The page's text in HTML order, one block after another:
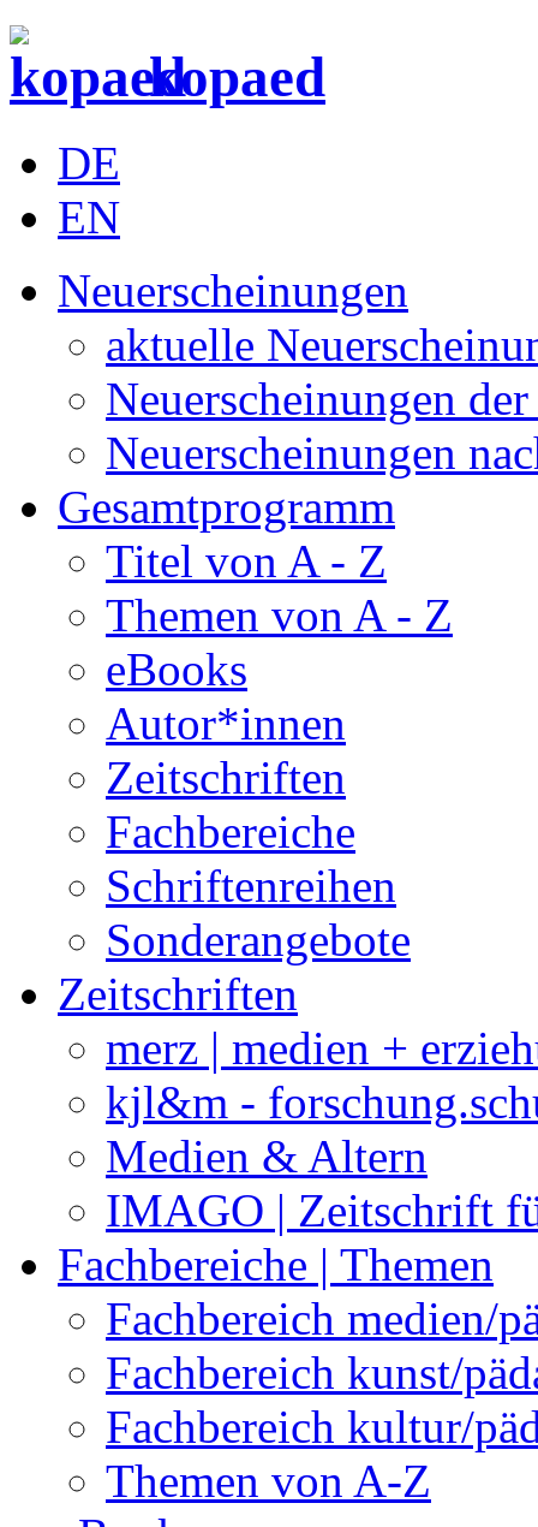
kopaed
DE
EN
Neuerscheinungen
aktuelle
Neuerscheinungen
Neuerscheinungen
Gesamtprogramm
Titel von A - Z
Themen von A - Z
eBooks
Autor*innen
Zeitschriften
Fachbereiche
Schriftenreihen
Sonderangebote
Zeitschriften
merz | medien +
kjl&m -
Medien & Altern
IMAGO | Zeitschrift
Fachbereiche | Themen
Fachbereich medien/
Fachbereich kunst/
Fachbereich kultur/
Themen von A-Z